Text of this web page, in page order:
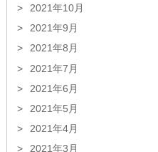
2021年10月
2021年9月
2021年8月
2021年7月
2021年6月
2021年5月
2021年4月
2021年3月